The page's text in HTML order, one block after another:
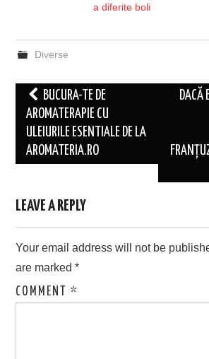
a diferite boli
Diverse
Post
navigation
BUCURA-TE DE
AROMATERAPIE CU
ULEIURILE ESENTIALE DE LA
AROMATERIA.RO
DACĂ
LEAVE A REPLY
Your email address will not be
are marked*
COMMENT*